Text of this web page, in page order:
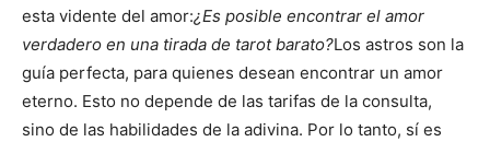
esta vidente del amor:¿Es posible encontrar el amor
verdadero en una tirada de tarot barato?Los astros son la
guía perfecta, para quienes desean encontrar un amor
eterno. Esto no depende de las tarifas de la consulta,
sino de las habilidades de la adivina. Por lo tanto, sí es